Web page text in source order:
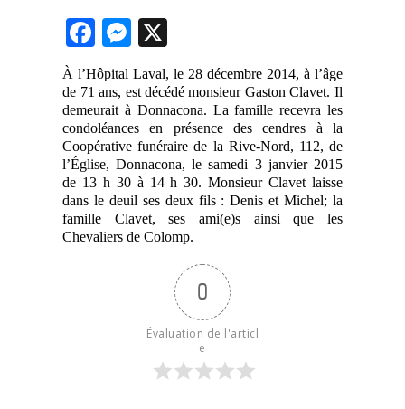
Facebook
Messenger
À l’Hôpital Laval, le 28 décembre 2014, à l’âge
de 71 ans, est décédé monsieur Gaston Clavet. Il
demeurait à Donnacona. La famille recevra les
condoléances en présence des cendres à la
Coopérative funéraire de la Rive-Nord, 112, de
l’Église, Donnacona, le samedi 3 janvier 2015
de 13 h 30 à 14 h 30. Monsieur Clavet laisse
dans le deuil ses deux fils : Denis et Michel; la
famille Clavet, ses ami(e)s ainsi que les
Chevaliers de Colomp.
0
Évaluation de l'articl
e